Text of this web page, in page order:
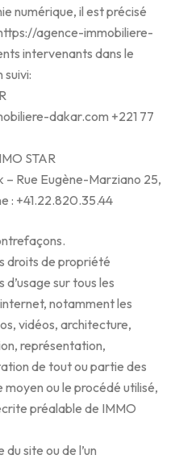
numérique, il est précisé
agence-immobiliere-
intervenants dans le
suivi:
dakar.com +221 77
STAR
Rue Eugène-Marziano 25,
: +41.22.820.35.44
droits de propriété
sur tous les
notamment les
vidéos, architecture,
représentation,
de tout ou partie des
ou le procédé utilisé,
préalable de IMMO
site ou de l’un